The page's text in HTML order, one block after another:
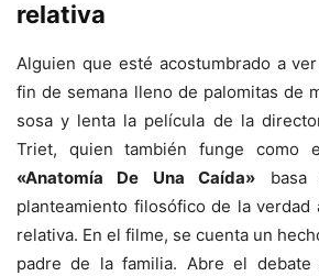
relativa
Alguien que esté acostumbrado a
fin de semana lleno de palomitas de
sosa y lenta la película de la
Triet, quien también funge como
«Anatomía De Una Caída» basa
planteamiento filosófico de la verdad
relativa. En el filme, se cuenta un
padre de la familia. Abre el